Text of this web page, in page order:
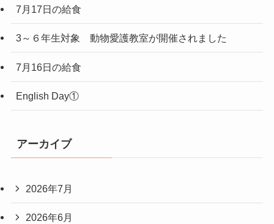
7月17日の給食
3～６年生対象 動物愛護教室が開催されました
7月16日の給食
English Day①
アーカイブ
2026年7月
2026年6月